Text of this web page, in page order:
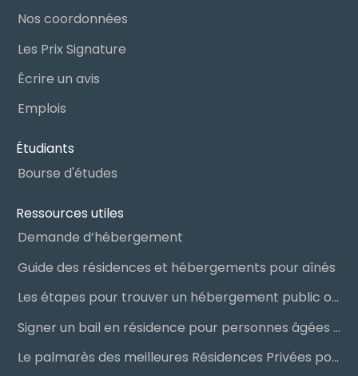
Nos coordonnées
Les Prix Signature
Écrire un avis
Emplois
Étudiants
Bourse d'études
Ressources utiles
Demande d’hébergement
Guide des résidences et hébergements pour aînés
Les étapes pour trouver un hébergement public ou privé
Signer un bail en résidence pour personnes âgées (RPA) : ce qu’il faut savoir
Le palmarès des meilleures Résidences Privées pour Aînés (RPA)